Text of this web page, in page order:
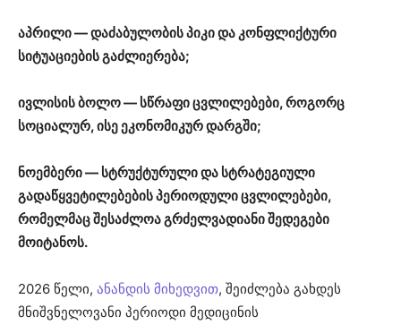
აპრილი — დაძაბულობის პიკი და კონფლიქტური
სიტუაციების გაძლიერება;
ივლისის ბოლო — სწრაფი ცვლილებები, როგორც
სოციალურ, ისე ეკონომიკურ დარგში;
ნოემბერი — სტრუქტურული და სტრატეგიული
გადაწყვეტილებების პერიოდული ცვლილებები,
რომელმაც შესაძლოა გრძელვადიანი შედეგები
მოიტანოს.
2026 წელი, ანანდის მიხედვით, შეიძლება გახდეს
მნიშვნელოვანი პერიოდი მედიცინის